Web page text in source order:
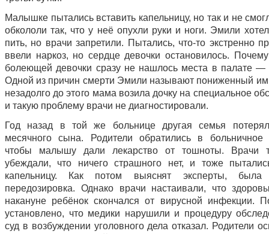
Малышке пытались вставить капельницу, но так и не
обкололи так, что у неё опухли руки и ноги. Эмили
пить, но врачи запретили. Пытались, что-то экстренно
ввели наркоз, но сердце девочки остановилось.
болеющей девочки сразу не нашлось места в палате —
Одной из причин смерти Эмили называют пониженный
незадолго до этого мама возила дочку на специальное
и такую проблему врачи не диагностировали.
Год назад в той же больнице другая семья
месячного сына. Родители обратились в больничное
чтобы малышу дали лекарство от тошноты. Врачи
убеждали, что ничего страшного нет, и тоже
капельницу. Как потом выяснят эксперты, была
передозировка. Однако врачи настаивали, что
накануне ребёнок скончался от вирусной инфекции.
установлено, что медики нарушили и процедуру
суд в возбуждении уголовного дела отказал. Родители